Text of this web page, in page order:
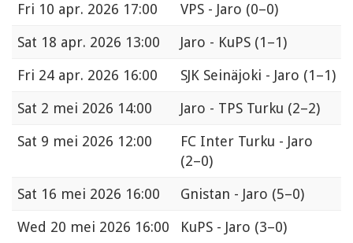
Fri 10 apr. 2026 17:00 VPS - Jaro (0–0)
Sat 18 apr. 2026 13:00 Jaro - KuPS (1–1)
Fri 24 apr. 2026 16:00 SJK Seinäjoki - Jaro (1–1)
Sat 2 mei 2026 14:00 Jaro - TPS Turku (2–2)
Sat 9 mei 2026 12:00
FC Inter Turku - Jaro
(2–0)
Sat 16 mei 2026 16:00 Gnistan - Jaro (5–0)
Wed 20 mei 2026 16:00 KuPS - Jaro (3–0)